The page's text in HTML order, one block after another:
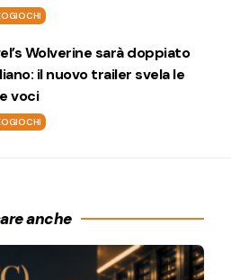
Wolverine sarà doppiato
il nuovo trailer svela le
voci
anche